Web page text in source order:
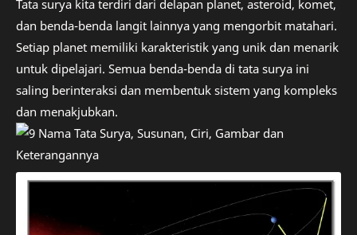
Tata surya kita terdiri dari delapan planet, asteroid, komet,
dan benda-benda langit lainnya yang mengorbit matahari.
Setiap planet memiliki karakteristik yang unik dan menarik
untuk dipelajari. Semua benda-benda di tata surya ini
saling berinteraksi dan membentuk sistem yang kompleks
dan menakjubkan.